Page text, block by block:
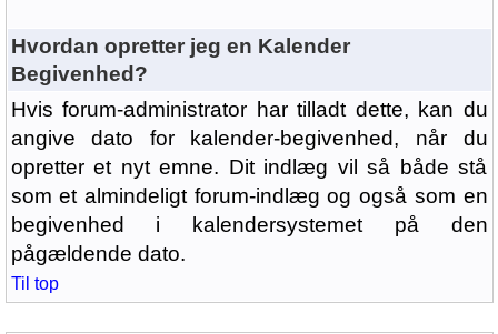
Hvordan opretter jeg en Kalender
Begivenhed?
Hvis forum-administrator har tilladt dette, kan du
angive dato for kalender-begivenhed, når du
opretter et nyt emne. Dit indlæg vil så både stå
som et almindeligt forum-indlæg og også som en
begivenhed i kalendersystemet på den
pågældende dato.
Til top